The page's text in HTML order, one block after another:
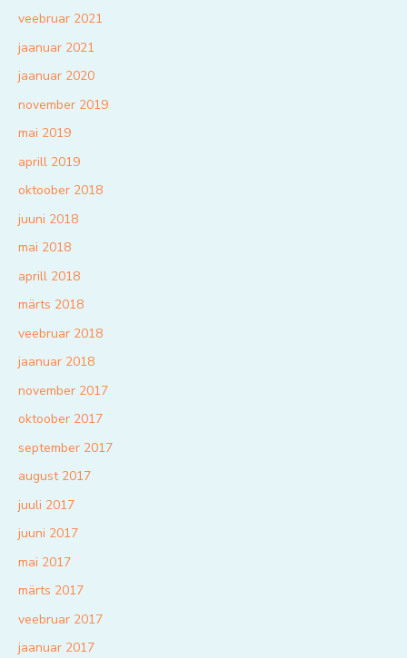
veebruar 2021
jaanuar 2021
jaanuar 2020
november 2019
mai 2019
aprill 2019
oktoober 2018
juuni 2018
mai 2018
aprill 2018
märts 2018
veebruar 2018
jaanuar 2018
november 2017
oktoober 2017
september 2017
august 2017
juuli 2017
juuni 2017
mai 2017
märts 2017
veebruar 2017
jaanuar 2017